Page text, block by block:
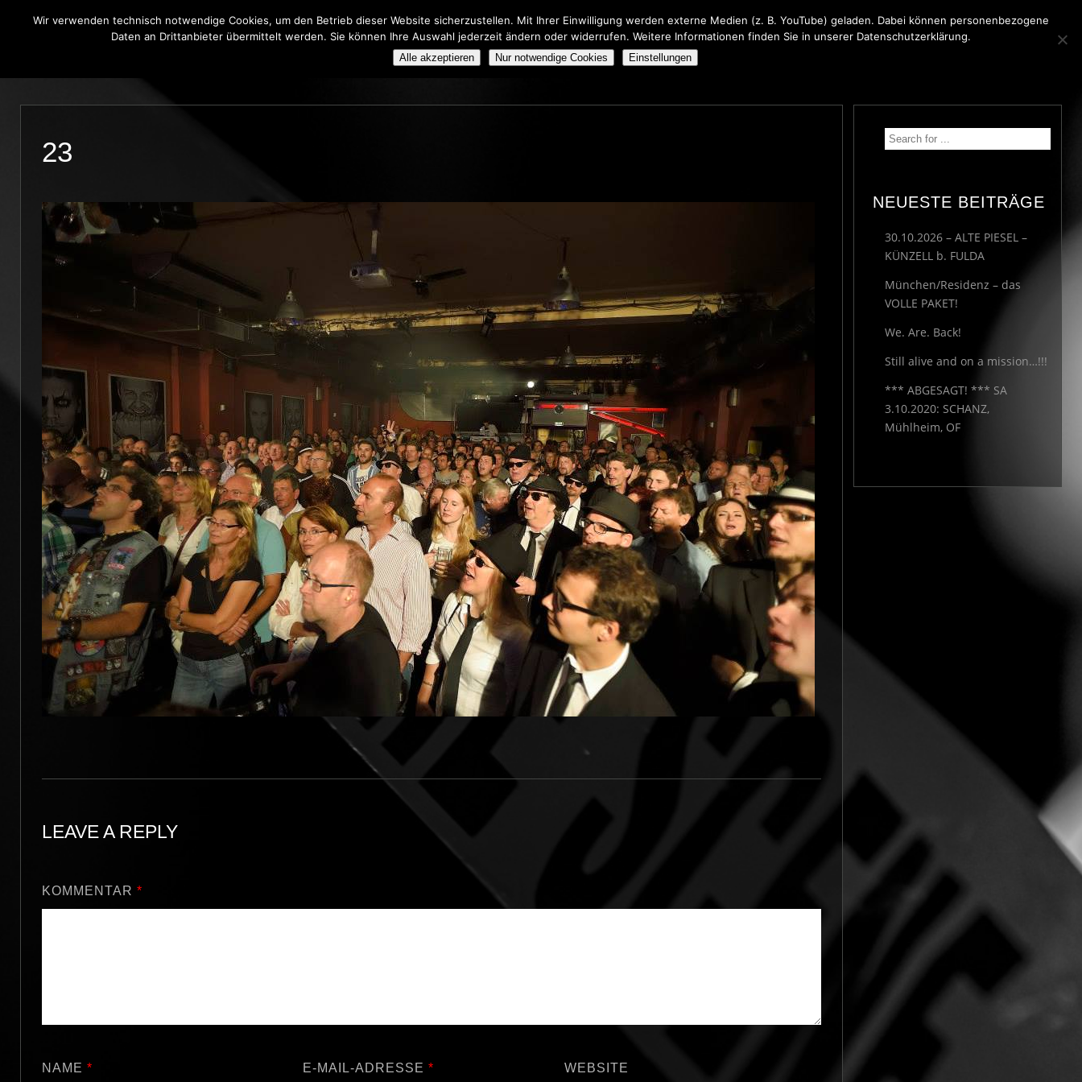
THE BLUE ONIONS BLUES BROTHERS TRIBUTE SHOW IMPRESSUM
23
LEAVE A REPLY
KOMMENTAR *
NAME * E-MAIL-ADRESSE* WEBSITE
NEUESTE BEITRÄGE
30.10.2026 – ALTE PIESEL –
KÜNZELL b. FULDA
München/Residenz – das
VOLLE PAKET!
We. Are. Back!
Still alive and on a mission…!!!
*** ABGESAGT! *** SA
3.10.2020: SCHANZ,
Mühlheim, OF
Wir verwenden technisch notwendige Cookies, um den Betrieb dieser Website sicherzustellen. Mit Ihrer Einwilligung werden externe Medien (z. B. YouTube) geladen. Dabei können personenbezogene
Daten an Drittanbieter übermittelt werden. Sie können Ihre Auswahl jederzeit ändern oder widerrufen. Weitere Informationen finden Sie in unserer Datenschutzerklärung.
Alle akzeptieren Nur notwendige Cookies Einstellungen